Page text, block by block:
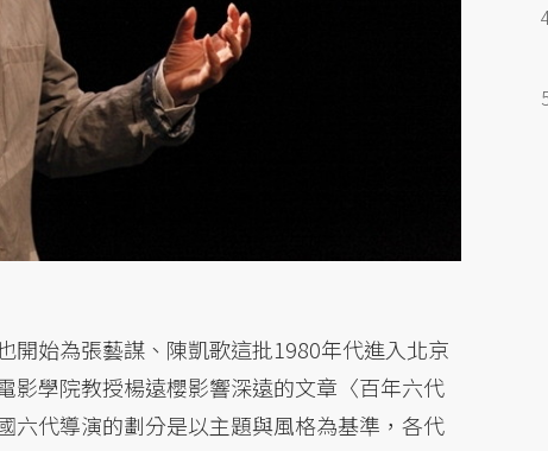
開始為張藝謀、陳凱歌這批1980年代進入北京
影學院教授楊遠櫻影響深遠的文章〈百年六代
六代導演的劃分是以主題與風格為基準，各代